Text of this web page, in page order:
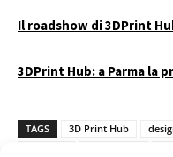
Il roadshow di 3DPrint
3DPrint Hub: a Parma la
TAGS 3D Print Hub